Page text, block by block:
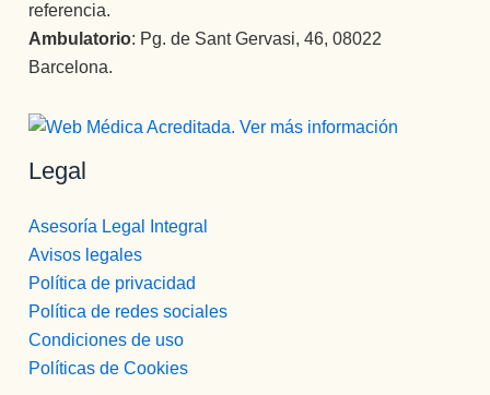
referencia.
Ambulatorio: Pg. de Sant Gervasi, 46, 08022
Barcelona.
Legal
Asesoría Legal Integral
Avisos legales
Política de privacidad
Política de redes sociales
Condiciones de uso
Políticas de Cookies